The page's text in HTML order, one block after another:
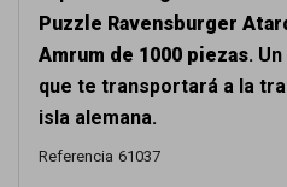
Puzzle Ravensburger
Amrum de 1000 piezas.
que te transportará a la
isla alemana.
Referencia 61037